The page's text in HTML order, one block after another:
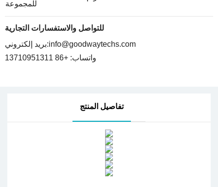
للمجموعة
للتواصل والاستفسارات التجارية
بريد إلكتروني:info@goodwaytechs.com
واتساب: +86 13710951311
تفاصيل المنتج